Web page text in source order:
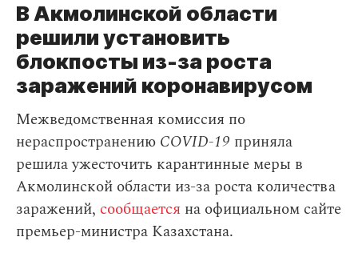
В Акмолинской области
решили установить
блокпосты из-за роста
заражений коронавирусом
Межведомственная комиссия по
нераспространению COVID-19 приняла
решила ужесточить карантинные меры в
Акмолинской области из-за роста количества
заражений, сообщается на официальном сайте
премьер-министра Казахстана.